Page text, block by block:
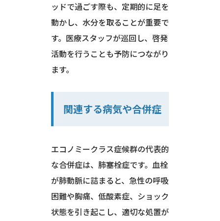
ッドで過ごす際も、定期的に足を
動かし、水分を取ることが重要で
す。医療スタッフが巡回し、啓発
活動を行うことも予防につながり
ます。
関連する病気や合併症
エコノミークラス症候群の代表的
な合併症は、肺塞栓症です。血栓
が肺動脈に詰まると、急性の呼吸
困難や胸痛、低酸素症、ショック
状態を引き起こし、適切な処置が